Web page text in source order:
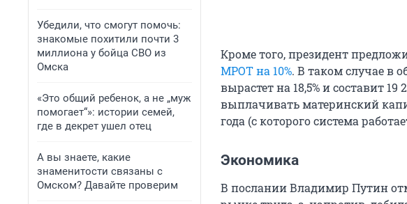
Убедили, что смогут помочь:
знакомые похитили почти 3
миллиона у бойца СВО из
Омска
«Это общий ребенок, а не „муж
помогает“»: истории семей,
где в декрет ушел отец
А вы знаете, какие
знаменитости связаны с
Омском? Давайте проверим
Кроме того, президент
МРОТ на 10%. В таком случае в
вырастет на 18,5% и составит
выплачивать материнский
года (с которого система
Экономика
В послании Владимир Путин